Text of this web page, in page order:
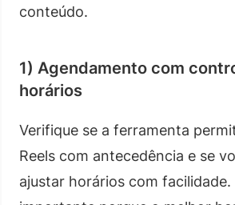
conteúdo.
1) Agendamento com
horários
Verifique se a ferramenta
Reels com antecedência e se
ajustar horários com facilidade.